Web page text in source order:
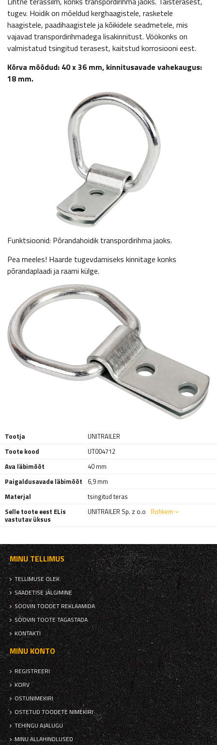
tugev. Hoidik on mõeldud kerghaagistele, rasketele
haagistele, paadihaagistele ja kõikidele seadmetele, mis
vajavad transpordirihmadega lisakinnitust. Vöökonks on
valmistatud tsingitud terasest, kaitstud korrosiooni eest.
Kõrva mõõdud: 40 x 36 mm, kinnitusavade vahekaugus:
18 mm.
Funktsioonid: Põrandahoidik transpordirihma jaoks.
Pea meeles! Haarde tugevdamiseks kinnitage konks
põrandaplaadi ja raami külge.
Tootja
UNITRAILER
Toote kood
UT004712
Ava läbimõõt
40 mm
Paigaldusavade läbimõõt
6,9 mm
Materjal
tsingitud teras
Selle toote eest ELis
vastutav üksus
UNITRAILER Sp. z o.o Rohkem
MINU TELLIMUS
TELLIMUSE OLEK
SAADETISE JÄLGIMINE
SOOVIN TOODET REKLAAMIDA
SOOVIN TOOTE TAGASTADA
KONTAKTI
MINU KONTO
REGISTREERI
KORV
OSTUNIMEKIRI
OSTETUD TOODETE NIMEKIRI
TEHINGU AJALUGU
MINU ALLAHINDLUSED